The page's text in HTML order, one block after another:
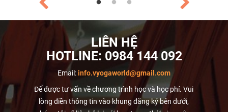
LIÊN HỆ
HOTLINE: 0984 144 092
Email:info.vyogaworld@gmail.com
Để được tư vấn về chương trình học và học phí. Vui
lòng điền thông tin vào khung đăng ký bên dưới,